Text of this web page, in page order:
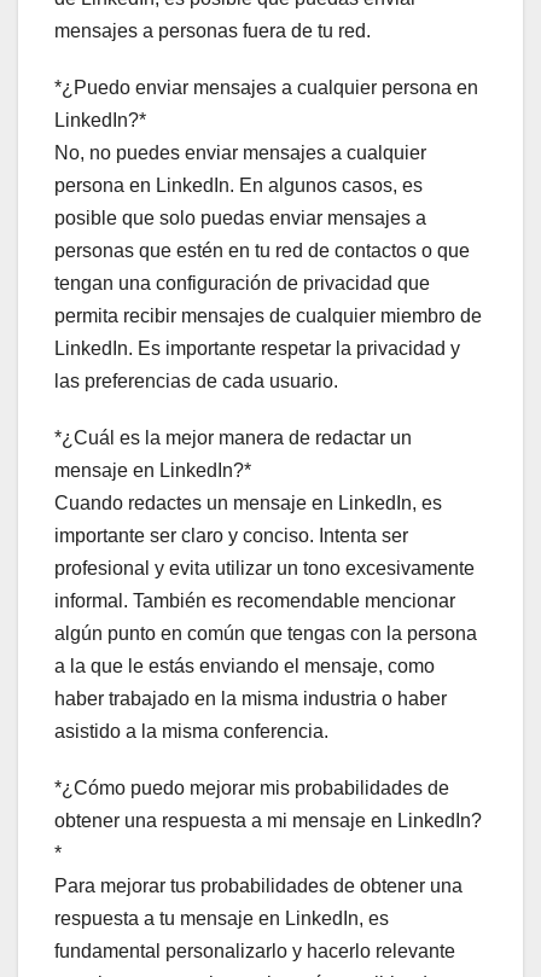
mensajes a personas fuera de tu red.
*¿Puedo enviar mensajes a cualquier persona en
LinkedIn?*
No, no puedes enviar mensajes a cualquier
persona en LinkedIn. En algunos casos, es
posible que solo puedas enviar mensajes a
personas que estén en tu red de contactos o que
tengan una configuración de privacidad que
permita recibir mensajes de cualquier miembro de
LinkedIn. Es importante respetar la privacidad y
las preferencias de cada usuario.
*¿Cuál es la mejor manera de redactar un
mensaje en LinkedIn?*
Cuando redactes un mensaje en LinkedIn, es
importante ser claro y conciso. Intenta ser
profesional y evita utilizar un tono excesivamente
informal. También es recomendable mencionar
algún punto en común que tengas con la persona
a la que le estás enviando el mensaje, como
haber trabajado en la misma industria o haber
asistido a la misma conferencia.
*¿Cómo puedo mejorar mis probabilidades de
obtener una respuesta a mi mensaje en LinkedIn?
*
Para mejorar tus probabilidades de obtener una
respuesta a tu mensaje en LinkedIn, es
fundamental personalizarlo y hacerlo relevante